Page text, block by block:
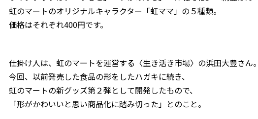
虹のマートのオリジナルキャラクター「虹ママ」の５種類。
価格はそれぞれ400円です。
仕掛け人は、虹のマートを運営する〈生き活き市場〉の浜田大豊さん
今回、以前発売した食品の形をしたハガキに続き、
虹のマートの新グッズ第２弾として開発したもので、
「形がかわいいと思い商品化に踏み切った」とのこと。